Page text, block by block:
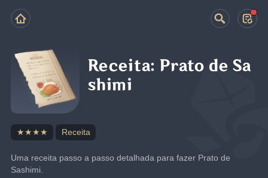
Receita: Prato de Sa
shimi
★★★★ Receita
Uma receita passo a passo detalhada para fazer Prato de
Sashimi.